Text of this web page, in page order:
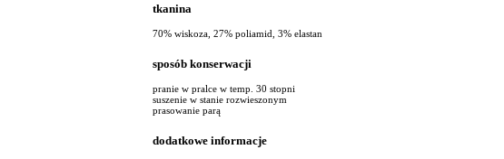
tkanina
70% wiskoza, 27% poliamid, 3% elastan
sposób konserwacji
pranie w pralce w temp. 30 stopni
suszenie w stanie rozwieszonym
prasowanie parą
dodatkowe informacje